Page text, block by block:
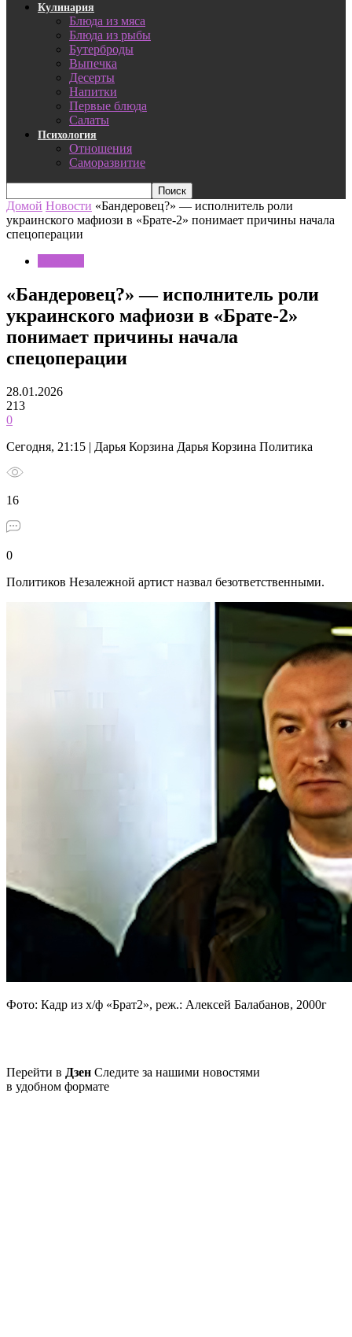
Кулинария
Блюда из мяса
Блюда из рыбы
Бутерброды
Выпечка
Десерты
Напитки
Первые блюда
Салаты
Психология
Отношения
Саморазвитие
Домой Новости «Бандеровец?» — исполнитель роли
украинского мафиози в «Брате-2» понимает причины начала
спецоперации
«Бандеровец?» — исполнитель роли
украинского мафиози в «Брате-2»
понимает причины начала
спецоперации
28.01.2026
213
0
Сегодня, 21:15 | Дарья Корзина Дарья Корзина Политика
16
0
Политиков Незалежной артист назвал безответственными.
Фото: Кадр из х/ф «Брат2», реж.: Алексей Балабанов, 2000г
Перейти в Дзен Следите за нашими новостями
в удобном формате